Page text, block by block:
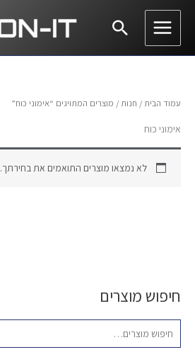
דילוג
חיפוש
חיפוש מוצרים
ח
ו
עמוד הבית / חנות / מוצרים המתויגים “אימוני כוח”
אימוני כוח
לא נמצאו מוצרים התואמים את בחירתך.